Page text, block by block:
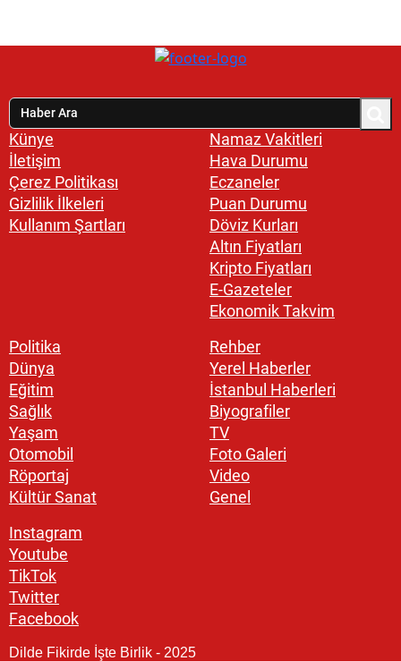
Künye
İletişim
Çerez Politikası
Gizlilik İlkeleri
Kullanım Şartları
Namaz Vakitleri
Hava Durumu
Eczaneler
Puan Durumu
Döviz Kurları
Altın Fiyatları
Kripto Fiyatları
E-Gazeteler
Ekonomik Takvim
Politika
Dünya
Eğitim
Sağlık
Yaşam
Otomobil
Röportaj
Kültür Sanat
Rehber
Yerel Haberler
İstanbul Haberleri
Biyografiler
TV
Foto Galeri
Video
Genel
Instagram
Youtube
TikTok
Twitter
Facebook
Dilde Fikirde İşte Birlik - 2025